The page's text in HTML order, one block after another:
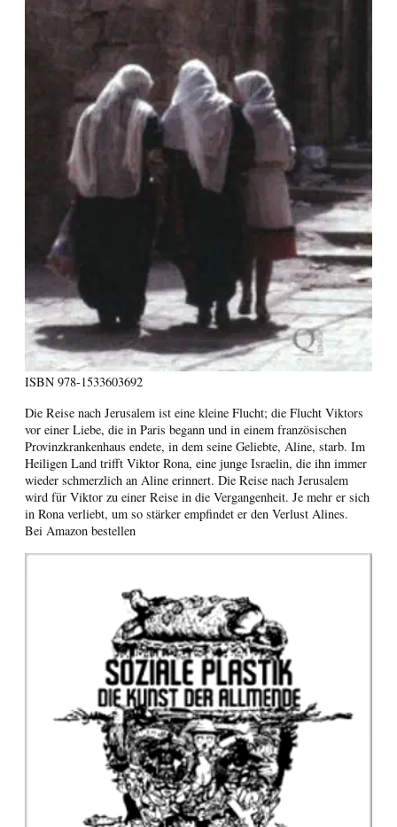
ISBN 978-1533603692
Die Reise nach Jerusalem ist eine kleine Flucht; die Flucht Viktors
vor einer Liebe, die in Paris begann und in einem französischen
Provinzkrankenhaus endete, in dem seine Geliebte, Aline, starb. Im
Heiligen Land trifft Viktor Rona, eine junge Israelin, die ihn immer
wieder schmerzlich an Aline erinnert. Die Reise nach Jerusalem
wird für Viktor zu einer Reise in die Vergangenheit. Je mehr er sich
in Rona verliebt, um so stärker empfindet er den Verlust Alines.
Bei Amazon bestellen